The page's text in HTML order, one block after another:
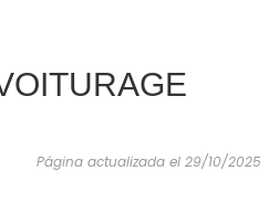
INSPIRACIONES
Página actualizada el 29/10/2025